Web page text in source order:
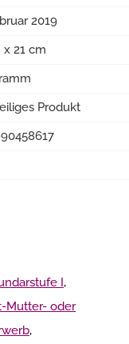
2019
21 cm
Produkt
I,
Mutter- oder
,